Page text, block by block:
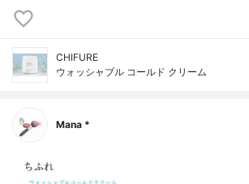
CHIFURE
ウォッシャブル コールド クリーム
Mana *